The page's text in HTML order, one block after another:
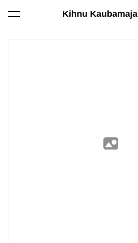
Kihnu Kaubamaja
lisati ostukorvi. Vaata ostukorvi